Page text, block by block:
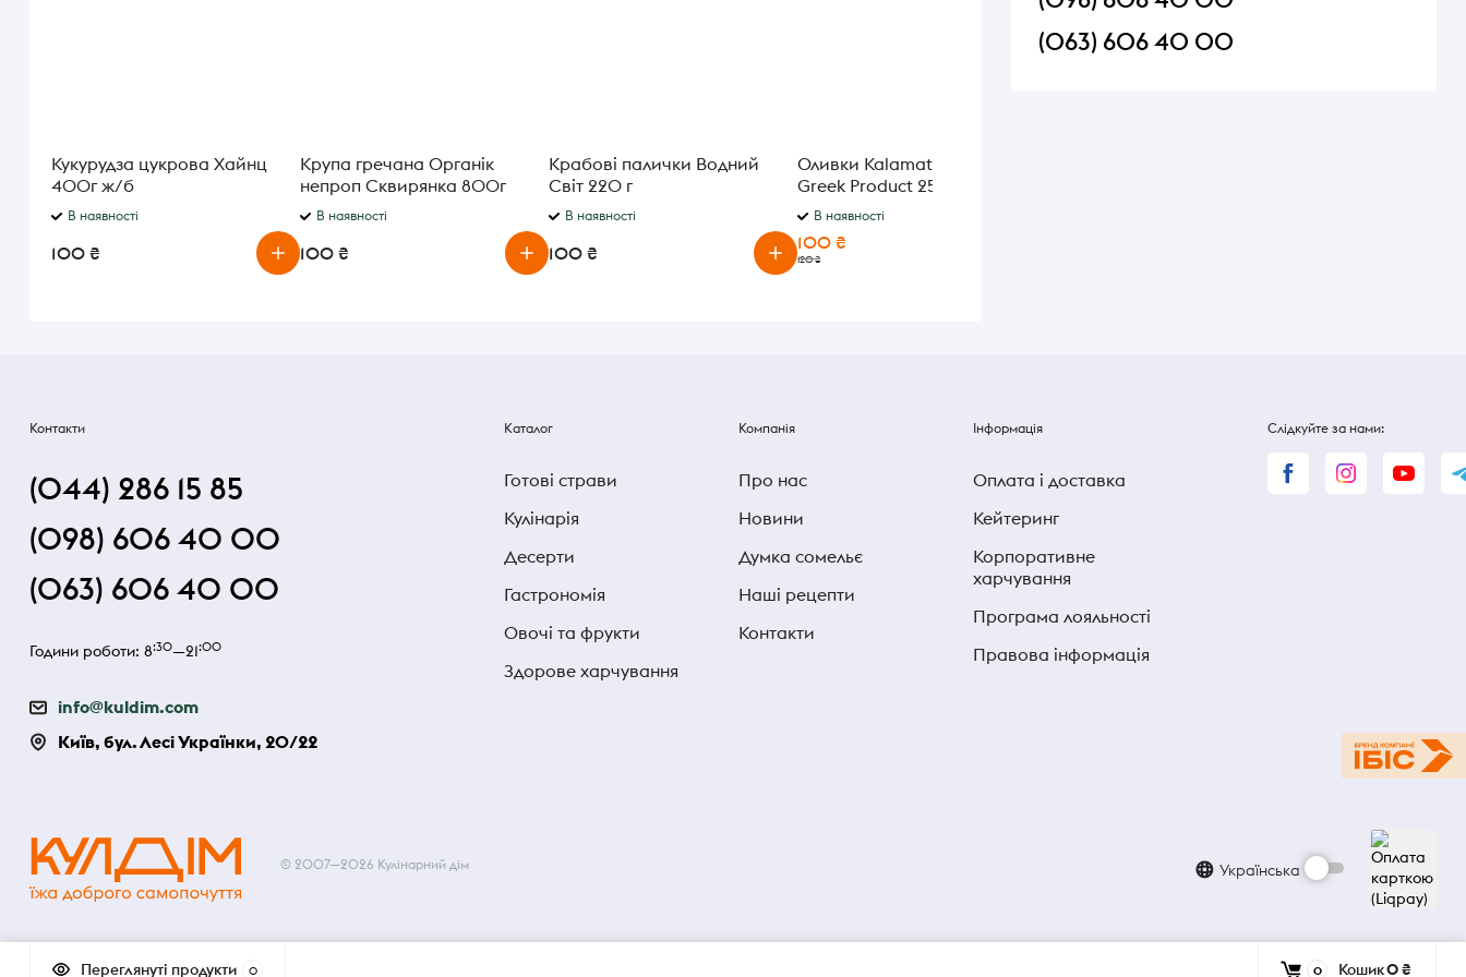
Кукурудза цукрова Хайнц
400г ж/б
В наявності
100 ₴
Крупа гречана Органік
непроп Сквирянка 800г
В наявності
100 ₴
Крабові палички Водний
Світ 220 г
В наявності
100 ₴
Оливки Kalamata Blonds ТМ
Greek Product 250 г
В наявності
100 ₴
120 ₴
(063) 606 40 00
Контакти
(044) 286 15 85
(098) 606 40 00
(063) 606 40 00
Години роботи: 8:30—21:00
info@kuldim.com
Київ, бул. Лесі Українки, 20/22
Каталог
Готові страви
Кулінарія
Десерти
Гастрономія
Овочі та фрукти
Здорове харчування
Компанія
Про нас
Новини
Думка сомельє
Наші рецепти
Контакти
Інформація
Оплата і доставка
Кейтеринг
Корпоративне
харчування
Програма лояльності
Правова інформація
Слідкуйте за нами:
© 2007—2026 Кулінарний дім Українська
Переглянуті продукти 0 0 Кошик0 ₴